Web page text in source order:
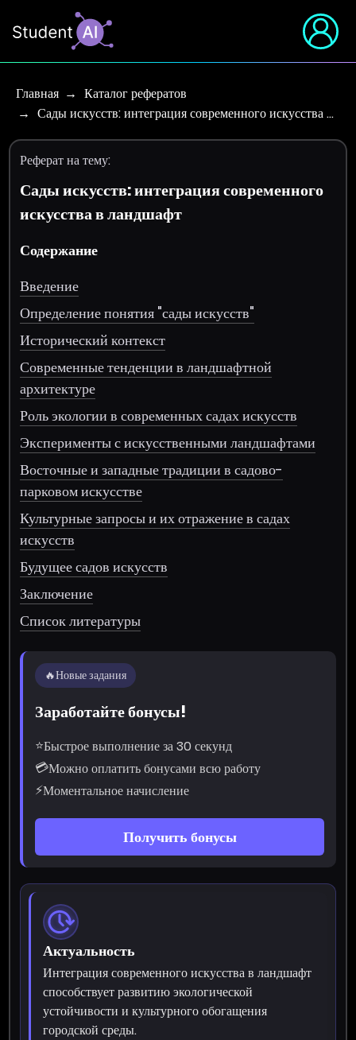
Главная
Каталог рефератов
Сады искусств: интеграция современного искусства …
Реферат на тему:
Сады искусств: интеграция современного
искусства в ландшафт
Содержание
Введение
Определение понятия "сады искусств"
Исторический контекст
Современные тенденции в ландшафтной
архитектуре
Роль экологии в современных садах искусств
Эксперименты с искусственными ландшафтами
Восточные и западные традиции в садово-
парковом искусстве
Культурные запросы и их отражение в садах
искусств
Будущее садов искусств
Заключение
Список литературы
🔥Новые задания
Заработайте бонусы!
⭐Быстрое выполнение за 30 секунд
💳Можно оплатить бонусами всю работу
⚡Моментальное начисление
Получить бонусы
Актуальность
Интеграция современного искусства в ландшафт
способствует развитию экологической
устойчивости и культурного обогащения
городской среды.